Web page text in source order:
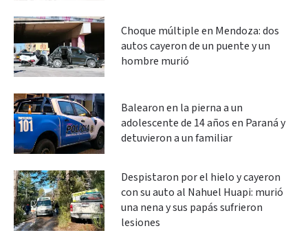
Choque múltiple en Mendoza: dos
autos cayeron de un puente y un
hombre murió
Balearon en la pierna a un
adolescente de 14 años en Paraná y
detuvieron a un familiar
Despistaron por el hielo y cayeron
con su auto al Nahuel Huapi: murió
una nena y sus papás sufrieron
lesiones